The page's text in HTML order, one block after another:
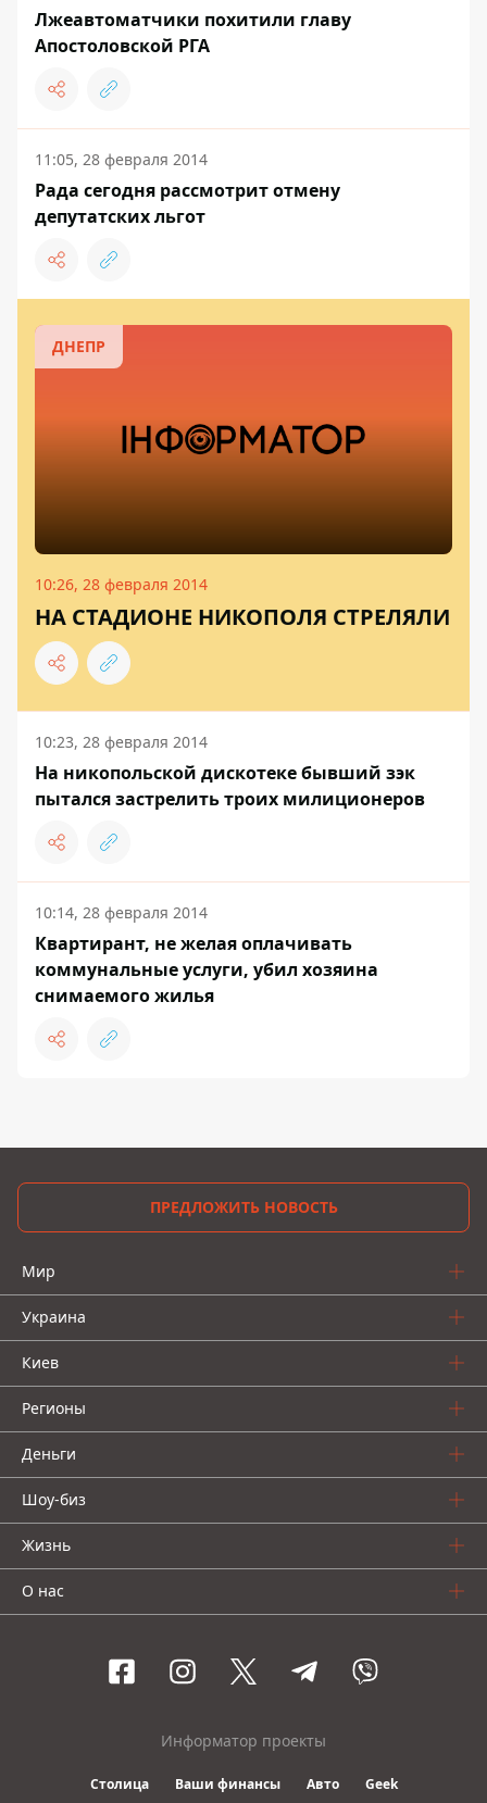
Лжеавтоматчики похитили главу
Апостоловской РГА
11:05, 28 февраля 2014
Рада сегодня рассмотрит отмену
депутатских льгот
ДНЕПР
10:26, 28 февраля 2014
НА СТАДИОНЕ НИКОПОЛЯ СТРЕЛЯЛИ
10:23, 28 февраля 2014
На никопольской дискотеке бывший зэк
пытался застрелить троих милиционеров
10:14, 28 февраля 2014
Квартирант, не желая оплачивать
коммунальные услуги, убил хозяина
снимаемого жилья
ПРЕДЛОЖИТЬ НОВОСТЬ
Мир
Украина
Киев
Регионы
Деньги
Шоу-биз
Жизнь
О нас
Информатор проекты
Столица Ваши финансы Авто Geek